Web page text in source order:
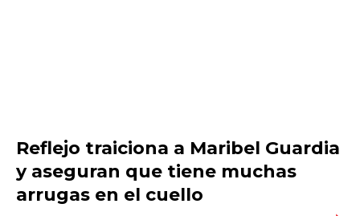
Reflejo traiciona a Maribel Guardia
y aseguran que tiene muchas
arrugas en el cuello